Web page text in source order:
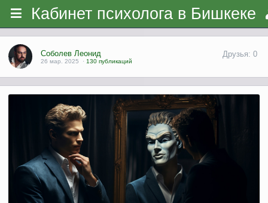
Кабинет психолога в Бишкеке
Соболев Леонид
26 мар. 2025 · 130 публикаций
Друзья: 0